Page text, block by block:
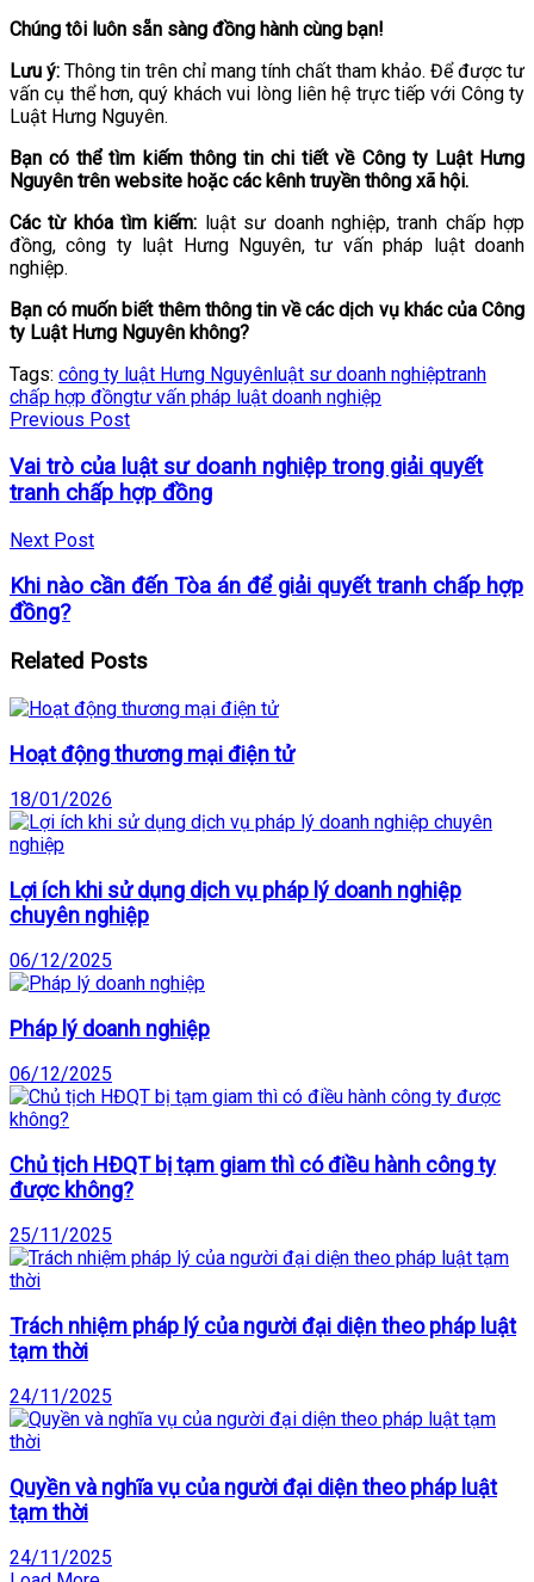
Chúng tôi luôn sẵn sàng đồng hành cùng bạn!
Lưu ý: Thông tin trên chỉ mang tính chất tham khảo. Để được tư
vấn cụ thể hơn, quý khách vui lòng liên hệ trực tiếp với Công ty
Luật Hưng Nguyên.
Bạn có thể tìm kiếm thông tin chi tiết về Công ty Luật Hưng
Nguyên trên website hoặc các kênh truyền thông xã hội.
Các từ khóa tìm kiếm: luật sư doanh nghiệp, tranh chấp hợp
đồng, công ty luật Hưng Nguyên, tư vấn pháp luật doanh
nghiệp.
Bạn có muốn biết thêm thông tin về các dịch vụ khác của Công
ty Luật Hưng Nguyên không?
Tags: công ty luật Hưng Nguyên luật sư doanh nghiệptranh
chấp hợp đồngtư vấn pháp luật doanh nghiệp
Previous Post
Vai trò của luật sư doanh nghiệp trong giải quyết
tranh chấp hợp đồng
Next Post
Khi nào cần đến Tòa án để giải quyết tranh chấp hợp
đồng?
Related Posts
Hoạt động thương mại điện tử
18/01/2026
Lợi ích khi sử dụng dịch vụ pháp lý doanh nghiệp
chuyên nghiệp
06/12/2025
Pháp lý doanh nghiệp
06/12/2025
Chủ tịch HĐQT bị tạm giam thì có điều hành công ty
được không?
25/11/2025
Trách nhiệm pháp lý của người đại diện theo pháp luật
tạm thời
24/11/2025
Quyền và nghĩa vụ của người đại diện theo pháp luật
tạm thời
24/11/2025